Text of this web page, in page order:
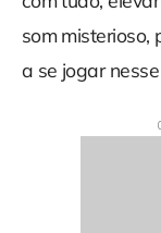
som misterioso,
a se jogar